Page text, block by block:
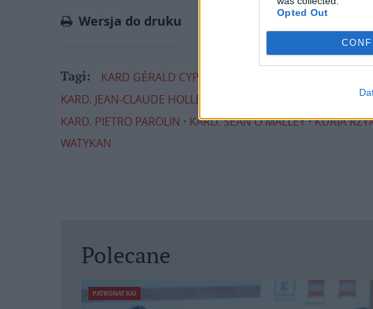
Opted Out
Wersja do druku
Tagi: KARD GÉRALD CYPRIEN LACROIX
KARD. JEAN-CLAUDE HOLLERICH
KARD. JUAN JOSÉ OMELLA
KARD. PIETRO PAROLIN
KARD. SEAN O'MALLEY KURIA
WATYKAN
Polecane
PATRONAT KAI